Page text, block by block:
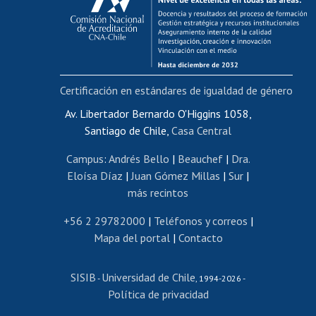
Funcionarias/os
Cursos internos de capacitación
Bienestar del personal
Portal de movilidad interna
Certificado de renta
Certificado de renta honorarios
Editar páginas blancas
Extranjeras/os
Revalidación y reconocimiento de títulos
Postulación al Programa de Movilidad Estudiantil
Cursos de español
Av. Libertador Bernardo O'Higgins 1058,
Santiago de Chile, Casa Central
Campus: Andrés Bello | Beauchef| Dra.
Eloísa Díaz | Juan Gómez Millas | Sur |
más recintos
+56 2 29782000 | Teléfonos y correos |
Mapa del portal| Contacto
SISIB - Universidad de Chile , 1994-2026 -
Política de privacidad
Certificación en estándares de igualdad de género